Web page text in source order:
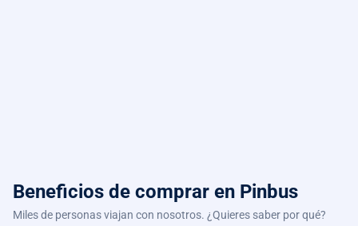
Beneficios de comprar en Pinbus
Miles de personas viajan con nosotros. ¿Quieres saber por qué?